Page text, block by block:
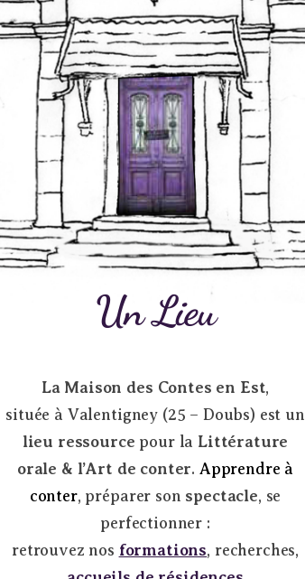
Un Lieu
La Maison des Contes en Est,
située à Valentigney (25 – Doubs) est un
lieu ressource pour la Littérature
orale & l’Art de conter. Apprendre à
conter, préparer son spectacle, se
perfectionner :
retrouvez nos formations, recherches,